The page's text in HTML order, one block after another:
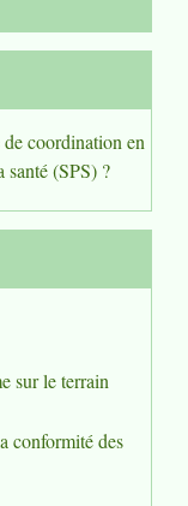
coordination en
santé (SPS) ?
sur le terrain
conformité des